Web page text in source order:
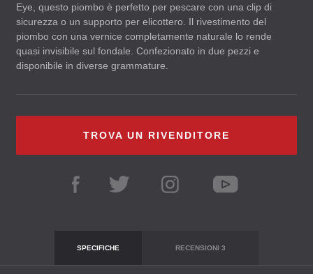
Eye, questo piombo è perfetto per pescare con una clip di
sicurezza o un supporto per elicottero. Il rivestimento del
piombo con una vernice completamente naturale lo rende
quasi invisibile sul fondale. Confezionato in due pezzi e
disponibile in diverse grammature.
TROVA UN RIVENDITORE
SPECIFICHE RECENSIONI 3